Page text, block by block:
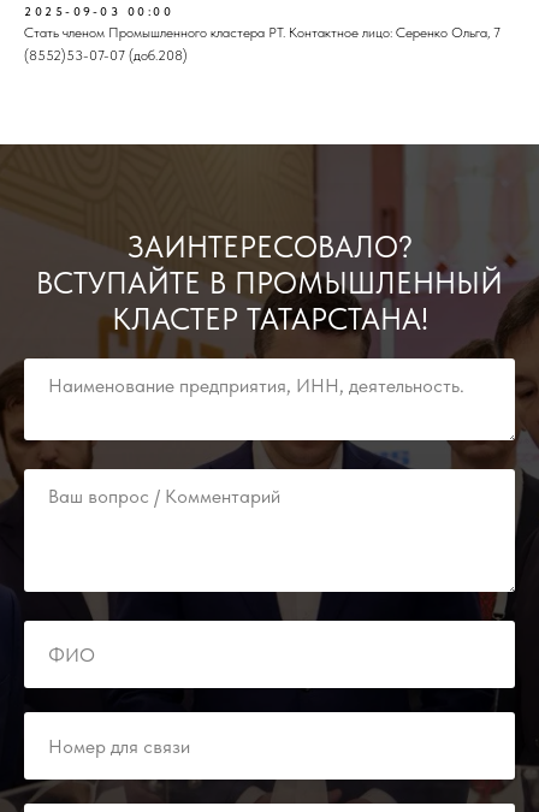
2025-09-03 00:00
Стать членом Промышленного кластера РТ. Контактное лицо: Серенко Ольга, 7
(8552)53-07-07 (доб.208)
ЗАИНТЕРЕСОВАЛО?
ВСТУПАЙТЕ В ПРОМЫШЛЕННЫЙ
КЛАСТЕР ТАТАРСТАНА!